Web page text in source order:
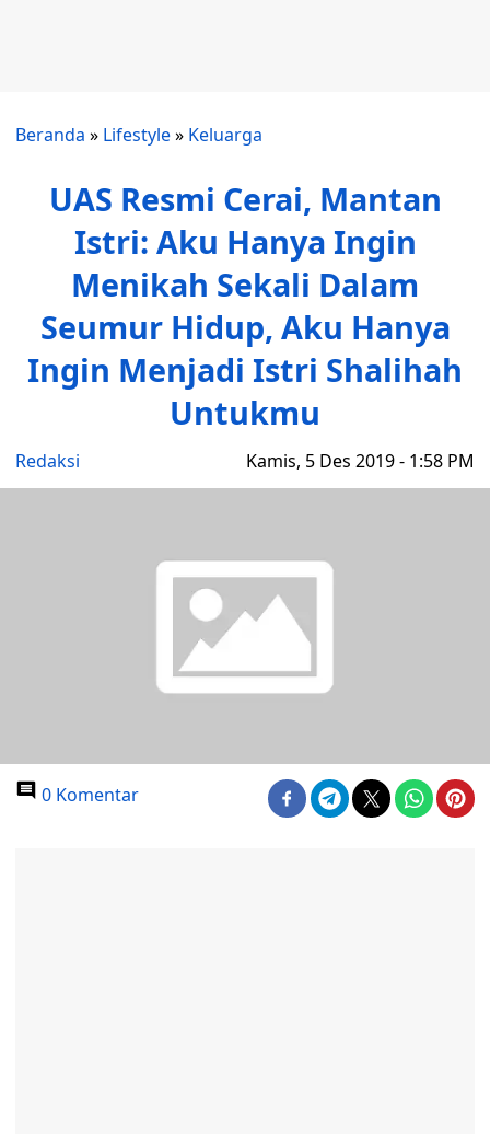
Beranda » Lifestyle» Keluarga
UAS Resmi Cerai, Mantan
Istri: Aku Hanya Ingin
Menikah Sekali Dalam
Seumur Hidup, Aku Hanya
Ingin Menjadi Istri Shalihah
Untukmu
Redaksi Kamis, 5 Des 2019 - 1:58 PM
0 Komentar